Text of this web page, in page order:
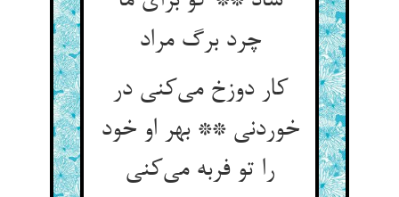
چرد برگ مراد
کار دوزخ می‌کنی در
خوردنی ** بهر او خود
را تو فربه می‌کنی